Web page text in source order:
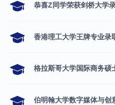
恭喜Z同学荣获剑桥大学
香港理工大学王牌专业录
格拉斯哥大学国际商务硕
伯明翰大学数字媒体与创